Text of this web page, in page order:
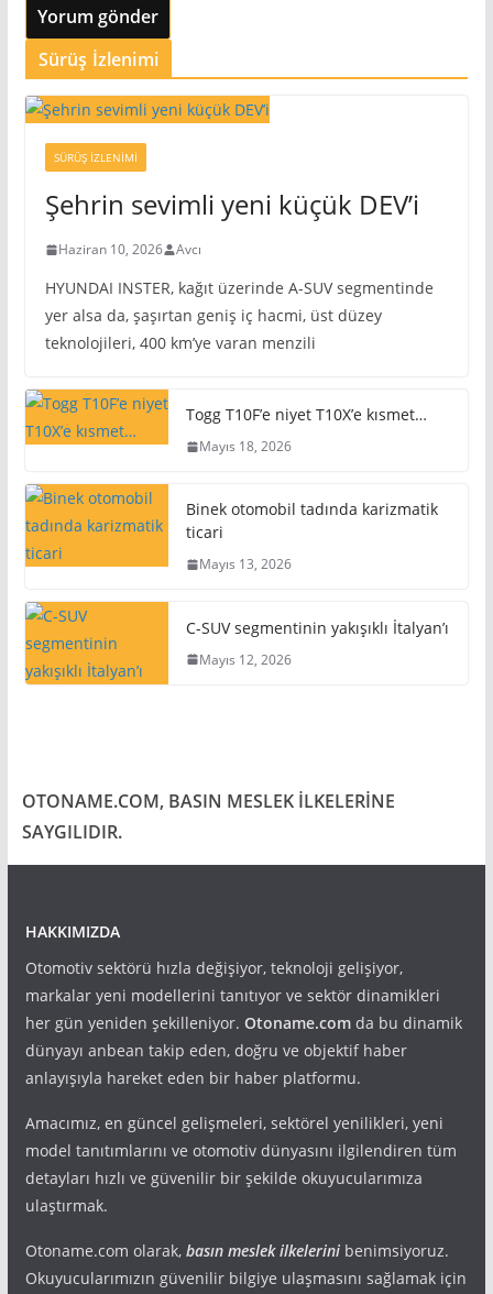
Sürüş İzlenimi
SÜRÜŞ İZLENIMI
Şehrin sevimli yeni küçük DEV’i
Haziran 10, 2026 Avcı
HYUNDAI INSTER, kağıt üzerinde A-SUV segmentinde
yer alsa da, şaşırtan geniş iç hacmi, üst düzey
teknolojileri, 400 km’ye varan menzili
Togg T10F’e niyet T10X’e kısmet…
Mayıs 18, 2026
Binek otomobil tadında karizmatik
ticari
Mayıs 13, 2026
C-SUV segmentinin yakışıklı İtalyan’ı
Mayıs 12, 2026
OTONAME.COM, BASIN MESLEK İLKELERİNE
SAYGILIDIR.
HAKKIMIZDA
Otomotiv sektörü hızla değişiyor, teknoloji gelişiyor,
markalar yeni modellerini tanıtıyor ve sektör dinamikleri
her gün yeniden şekilleniyor. Otoname.comda bu dinamik
dünyayı anbean takip eden, doğru ve objektif haber
anlayışıyla hareket eden bir haber platformu.
Amacımız, en güncel gelişmeleri, sektörel yenilikleri, yeni
model tanıtımlarını ve otomotiv dünyasını ilgilendiren tüm
detayları hızlı ve güvenilir bir şekilde okuyucularımıza
ulaştırmak.
Otoname.com olarak, basın meslek ilkelerinibenimsiyoruz.
Okuyucularımızın güvenilir bilgiye ulaşmasını sağlamak için